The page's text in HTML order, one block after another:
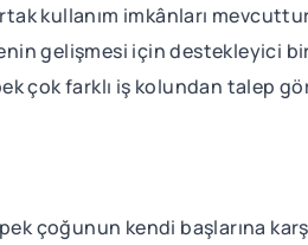
kullanım imkânları
gelişmesi için destekleyici
çok farklı iş kolundan talep
çoğunun kendi başlarına